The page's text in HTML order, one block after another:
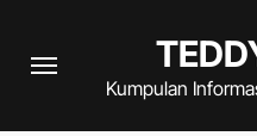
Kumpulan